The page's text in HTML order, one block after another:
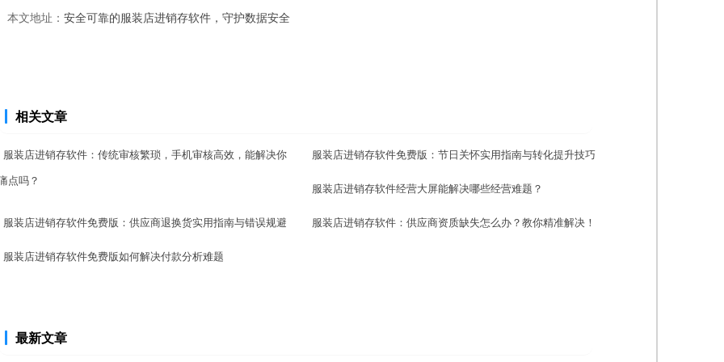
本文地址： 安全可靠的服装店进销存软件，守护数据安全
相关文章
服装店进销存软件：传统审核繁琐，手机审核高效，能解决你
点吗？
服装店进销存软件免费版：节日关怀实用指南与转化提升技巧
服装店进销存软件经营大屏能解决哪些经营难题？
服装店进销存软件免费版：供应商退换货实用指南与错误规避 服装店进销存软件：供应商资质缺失怎么办？教你精准解决！
服装店进销存软件免费版如何解决付款分析难题
最新文章